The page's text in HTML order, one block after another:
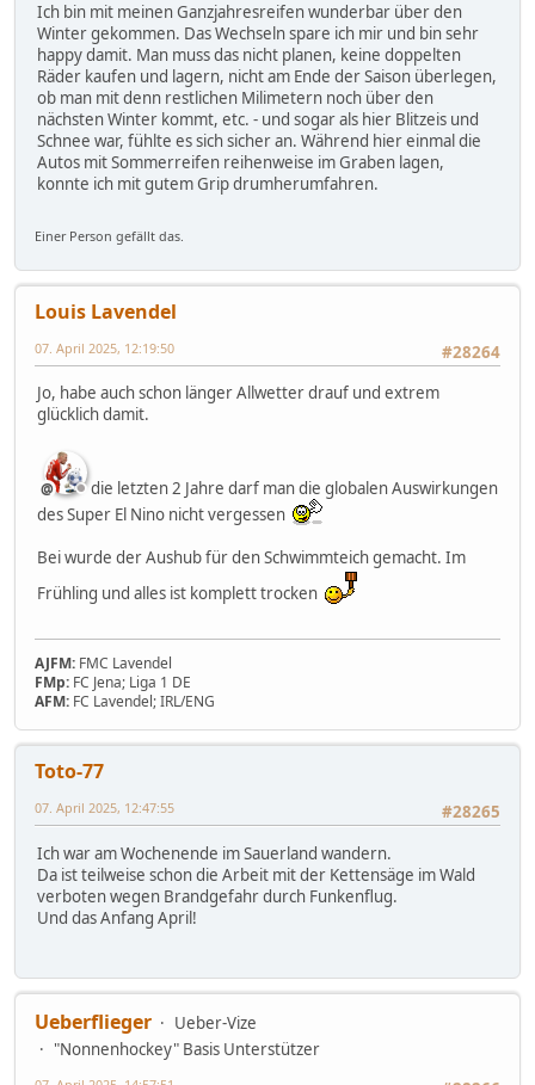
Ich bin mit meinen Ganzjahresreifen wunderbar über den
Winter gekommen. Das Wechseln spare ich mir und bin sehr
happy damit. Man muss das nicht planen, keine doppelten
Räder kaufen und lagern, nicht am Ende der Saison überlegen,
ob man mit denn restlichen Milimetern noch über den
nächsten Winter kommt, etc. - und sogar als hier Blitzeis und
Schnee war, fühlte es sich sicher an. Während hier einmal die
Autos mit Sommerreifen reihenweise im Graben lagen,
konnte ich mit gutem Grip drumherumfahren.
Einer Person gefällt das.
Louis Lavendel
#28264
07. April 2025, 12:19:50
Jo, habe auch schon länger Allwetter drauf und extrem
glücklich damit.
die letzten 2 Jahre darf man die globalen Auswirkungen
des Super El Nino nicht vergessen
Bei wurde der Aushub für den Schwimmteich gemacht. Im
Frühling und alles ist komplett trocken
AJFM: FMC Lavendel
FMp: FC Jena; Liga 1 DE
AFM: FC Lavendel; IRL/ENG
Toto-77
#28265
07. April 2025, 12:47:55
Ich war am Wochenende im Sauerland wandern.
Da ist teilweise schon die Arbeit mit der Kettensäge im Wald
verboten wegen Brandgefahr durch Funkenflug.
Und das Anfang April!
Ueberflieger
Ueber-Vize
"Nonnenhockey" Basis Unterstützer